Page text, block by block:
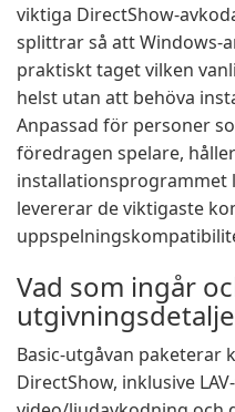
viktiga DirectShow-
splittrar så att Windows-
praktiskt taget vilken
helst utan att behöva
Anpassad för personer
föredragen spelare,
installationsprogrammet
levererar de viktigaste
Vad som ingår
Basic-utgåvan paketerar
DirectShow, inklusive